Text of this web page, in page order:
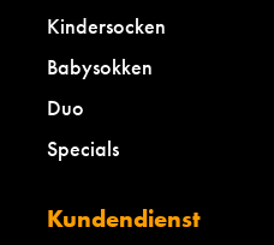
Kindersocken
Babysokken
Duo
Specials
Kundendienst